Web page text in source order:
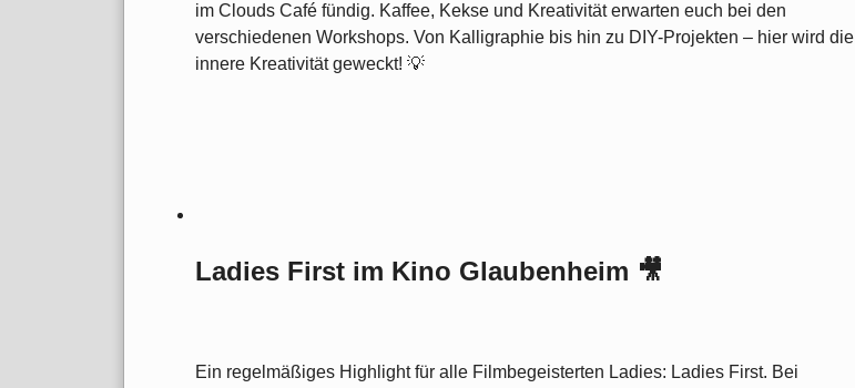
im Clouds Café fündig. Kaffee, Kekse und Kreativität erwarten euch bei den
verschiedenen Workshops. Von Kalligraphie bis hin zu DIY-Projekten – hier wird die
innere Kreativität geweckt! 💡
Ladies First im Kino Glaubenheim 🎥
Ein regelmäßiges Highlight für alle Filmbegeisterten Ladies: Ladies First. Bei